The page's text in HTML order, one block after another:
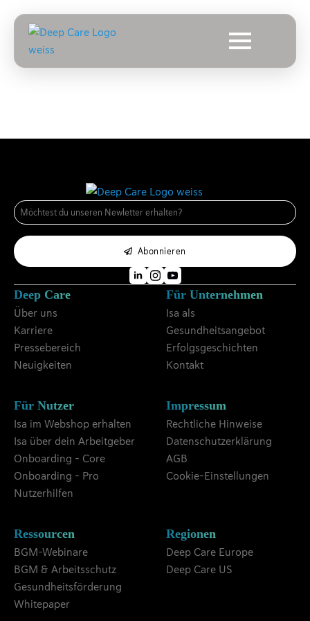
E-
Mail
*
Abonnieren
Deep Care
Über uns
Karriere
Pressebereich
Neuigkeiten
Für Unternehmen
Isa als
Gesundheitsangebot
Erfolgsgeschichten
Kontakt
Für Nutzer
Isa im Webshop erhalten
Isa über dein Arbeitgeber
Onboarding - Core
Onboarding - Pro
Nutzerhilfen
Impressum
Rechtliche Hinweise
Datenschutzerklärung
AGB
Cookie-Einstellungen
Ressourcen
BGM-Webinare
BGM & Arbeitsschutz
Gesundheitsförderung
Whitepaper
Regionen
Deep Care Europe
Deep Care US